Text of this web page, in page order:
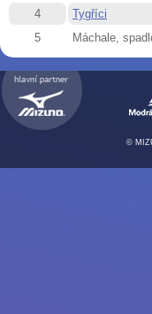
4
Tygříci
5
Máchale,
©